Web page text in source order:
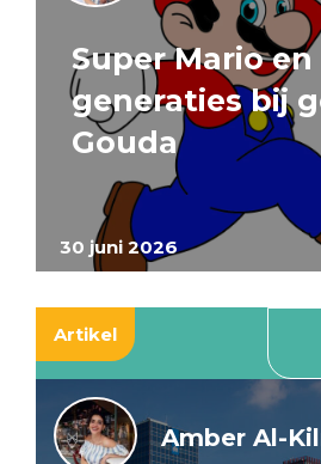
30 juni 2026
Super Mario en
generaties bij
Gouda
Artikel
Amber Al-